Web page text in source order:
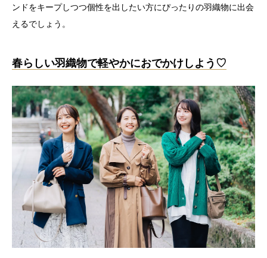
ンドをキープしつつ個性を出したい方にぴったりの羽織物に出会
えるでしょう。
春らしい羽織物で軽やかにおでかけしよう♡